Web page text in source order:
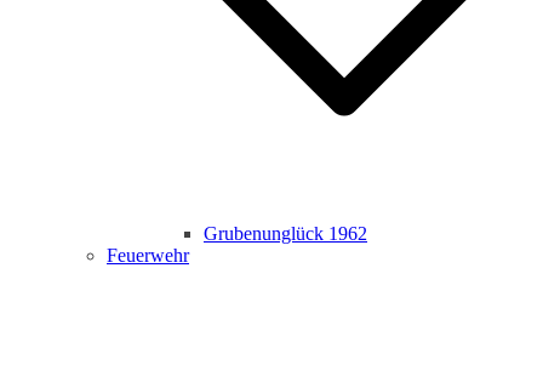
Grubenunglück 1962
Feuerwehr